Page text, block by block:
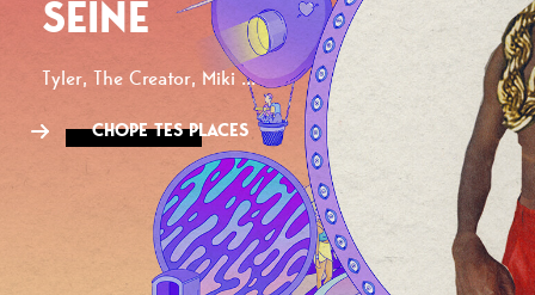
SEINE
Tyler, The Creator, Miki ...
CHOPE TES PLACES